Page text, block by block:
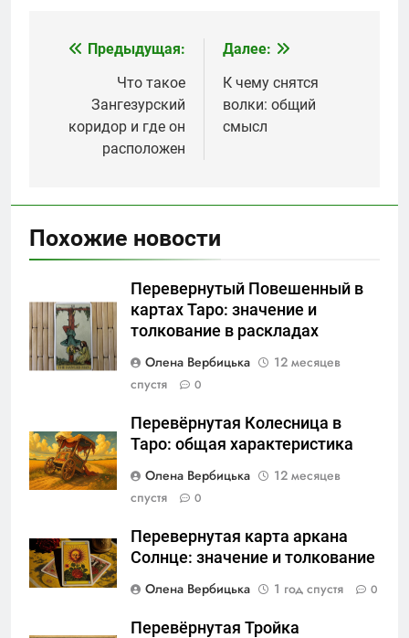
Навигация
записям
Предыдущая:
Что такое
Зангезурский
коридор и где он
расположен
Далее:
К чему снятся
волки: общий
смысл
Похожие новости
Перевернутый Повешенный в
картах Таро: значение и
толкование в раскладах
Олена Вербицька
12 месяцев
спустя
0
Перевёрнутая Колесница в
Таро: общая характеристика
Олена Вербицька
12 месяцев
спустя
0
Перевернутая карта аркана
Солнце: значение и толкование
Олена Вербицька
1 год спустя 0
Перевёрнутая Тройка